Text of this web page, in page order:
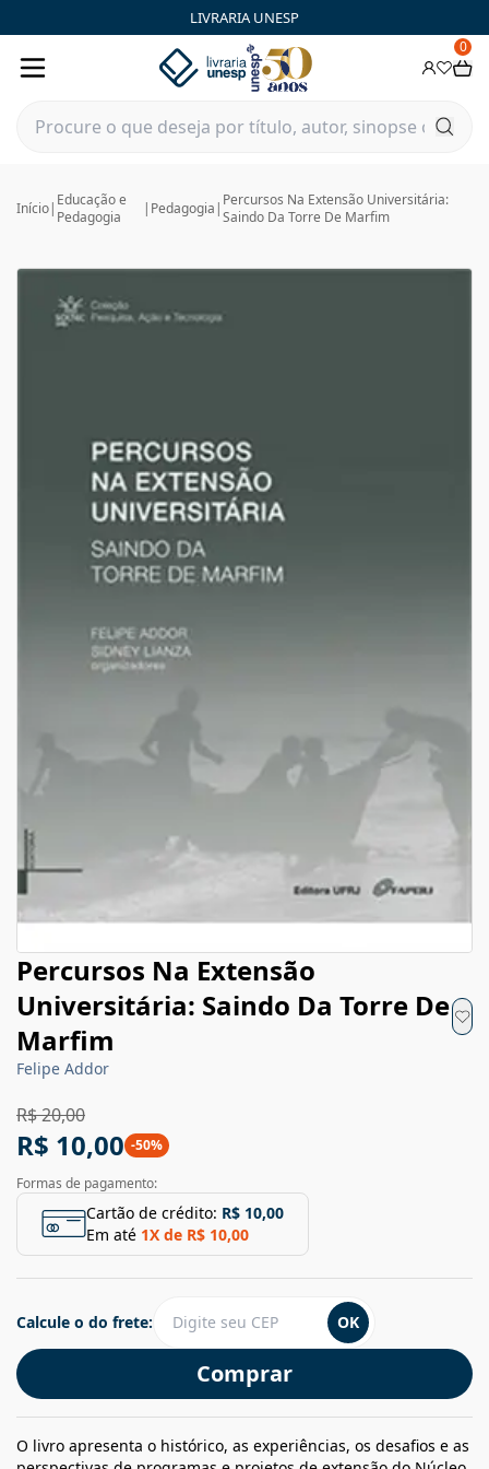
LIVRARIA UNESP
0
Início| Educação e
Pedagogia
| Pedagogia | Percursos Na Extensão Universitária:
Saindo Da Torre De Marfim
Percursos Na Extensão
Universitária: Saindo Da Torre De
Marfim
Felipe Addor
R$ 20,00
R$ 10,00 -50%
Formas de pagamento:
Cartão de crédito: R$ 10,00
Em até 1X de R$ 10,00
Comprar
Calcule o do frete: OK
O livro apresenta o histórico, as experiências, os desafios e as